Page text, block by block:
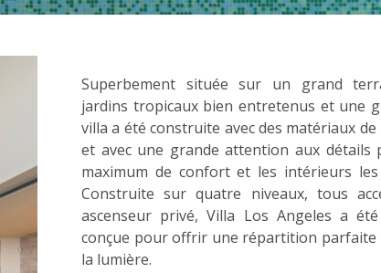
Superbement située sur un grand
jardins tropicaux bien entretenus et une
villa a été construite avec des matériaux
et avec une grande attention aux détails
maximum de confort et les intérieurs
Construite sur quatre niveaux, tous
ascenseur privé, Villa Los Angeles a
conçue pour offrir une répartition parfaite
la lumière.